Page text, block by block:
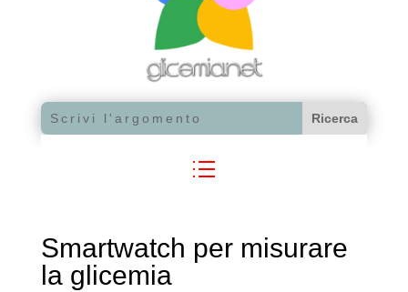
Smartwatch per misurare
la glicemia